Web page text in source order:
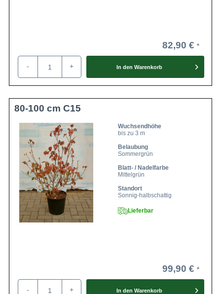
82,90 €
- + In den Warenkorb
80-100 cm C15
Wuchsendhöhe
bis zu 3 m
Belaubung
Sommergrün
Blatt- / Nadelfarbe
Mittelgrün
Standort
Sonnig-halbschattig
Lieferbar
99,90 €
- + In den Warenkorb